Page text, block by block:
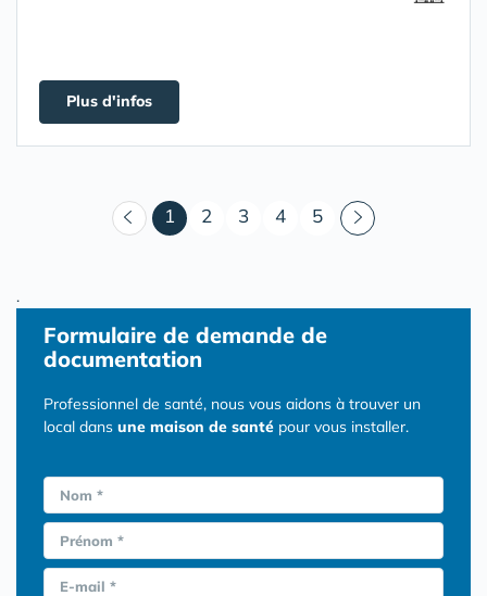
Plus d'infos
1 (courant)
2 3 4 5
.
Formulaire de demande de
documentation
Professionnel de santé, nous vous aidons à trouver un
local dans une maison de santé pour vous installer.
Nom *
Prénom *
E-mail *